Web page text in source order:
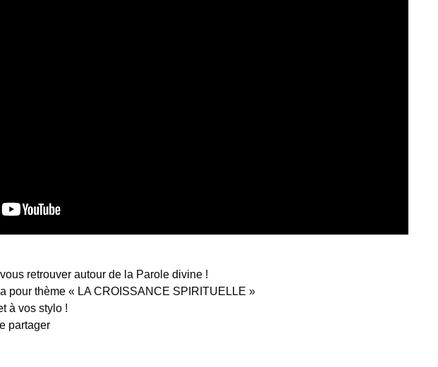
retrouver autour de la Parole divine !
pour thème « LA CROISSANCE SPIRITUELLE »
à vos stylo !
partager